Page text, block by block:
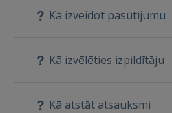
Kā izveidot pasūtījumu
Kā izvēlēties izpildītāju
Kā atstāt atsauksmi